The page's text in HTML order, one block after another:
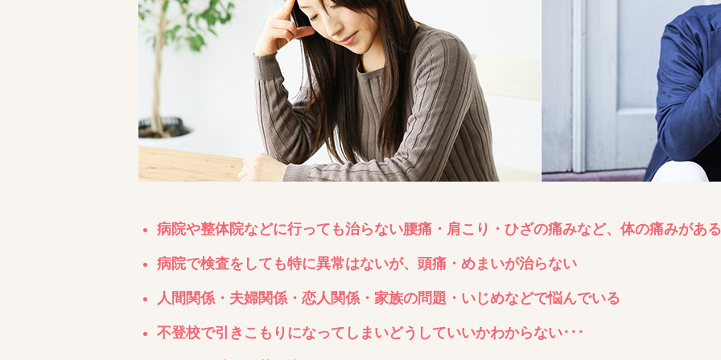
病院や整体院などに行っても治らない腰痛・肩こり・ひざの痛みなど、体の痛みがある
病院で検査をしても特に異常はないが、頭痛・めまいが治らない
人間関係・夫婦関係・恋人関係・家族の問題・いじめなどで悩んでいる
不登校で引きこもりになってしまいどうしていいかわからない･･･